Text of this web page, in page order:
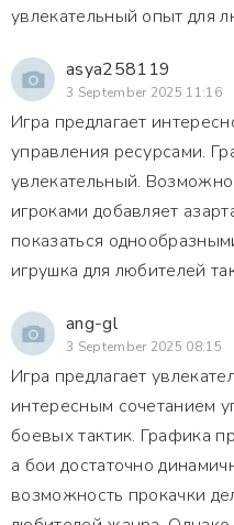
увлекательный опыт для
asya258119
3 September 2025 11:16
Игра предлагает
управления ресурсами.
увлекательный.
игроками добавляет
показаться
игрушка для любителей
ang-gl
3 September 2025 08:15
Игра предлагает
интересным сочетанием
боевых тактик. Графика
а бои достаточно
возможность прокачки